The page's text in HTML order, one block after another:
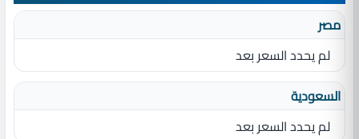
مصر
لم يحدد السعر بعد
السعودية
لم يحدد السعر بعد